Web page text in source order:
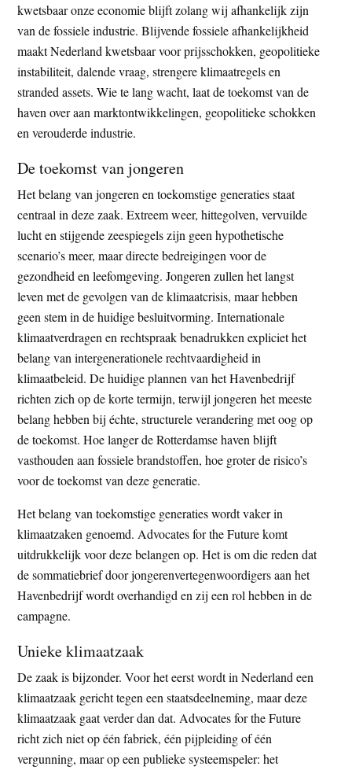
kwetsbaar onze economie blijft zolang wij afhankelijk zijn
van de fossiele industrie. Blijvende fossiele afhankelijkheid
maakt Nederland kwetsbaar voor prijsschokken, geopolitieke
instabiliteit, dalende vraag, strengere klimaatregels en
stranded assets. Wie te lang wacht, laat de toekomst van de
haven over aan marktontwikkelingen, geopolitieke schokken
en verouderde industrie.
De toekomst van jongeren
Het belang van jongeren en toekomstige generaties staat
centraal in deze zaak. Extreem weer, hittegolven, vervuilde
lucht en stijgende zeespiegels zijn geen hypothetische
scenario’s meer, maar directe bedreigingen voor de
gezondheid en leefomgeving. Jongeren zullen het langst
leven met de gevolgen van de klimaatcrisis, maar hebben
geen stem in de huidige besluitvorming. Internationale
klimaatverdragen en rechtspraak benadrukken expliciet het
belang van intergenerationele rechtvaardigheid in
klimaatbeleid. De huidige plannen van het Havenbedrijf
richten zich op de korte termijn, terwijl jongeren het meeste
belang hebben bij échte, structurele verandering met oog op
de toekomst. Hoe langer de Rotterdamse haven blijft
vasthouden aan fossiele brandstoffen, hoe groter de risico’s
voor de toekomst van deze generatie.
Het belang van toekomstige generaties wordt vaker in
klimaatzaken genoemd. Advocates for the Future komt
uitdrukkelijk voor deze belangen op. Het is om die reden dat
de sommatiebrief door jongerenvertegenwoordigers aan het
Havenbedrijf wordt overhandigd en zij een rol hebben in de
campagne.
Unieke klimaatzaak
De zaak is bijzonder. Voor het eerst wordt in Nederland een
klimaatzaak gericht tegen een staatsdeelneming, maar deze
klimaatzaak gaat verder dan dat. Advocates for the Future
richt zich niet op één fabriek, één pijpleiding of één
vergunning, maar op een publieke systeemspeler: het